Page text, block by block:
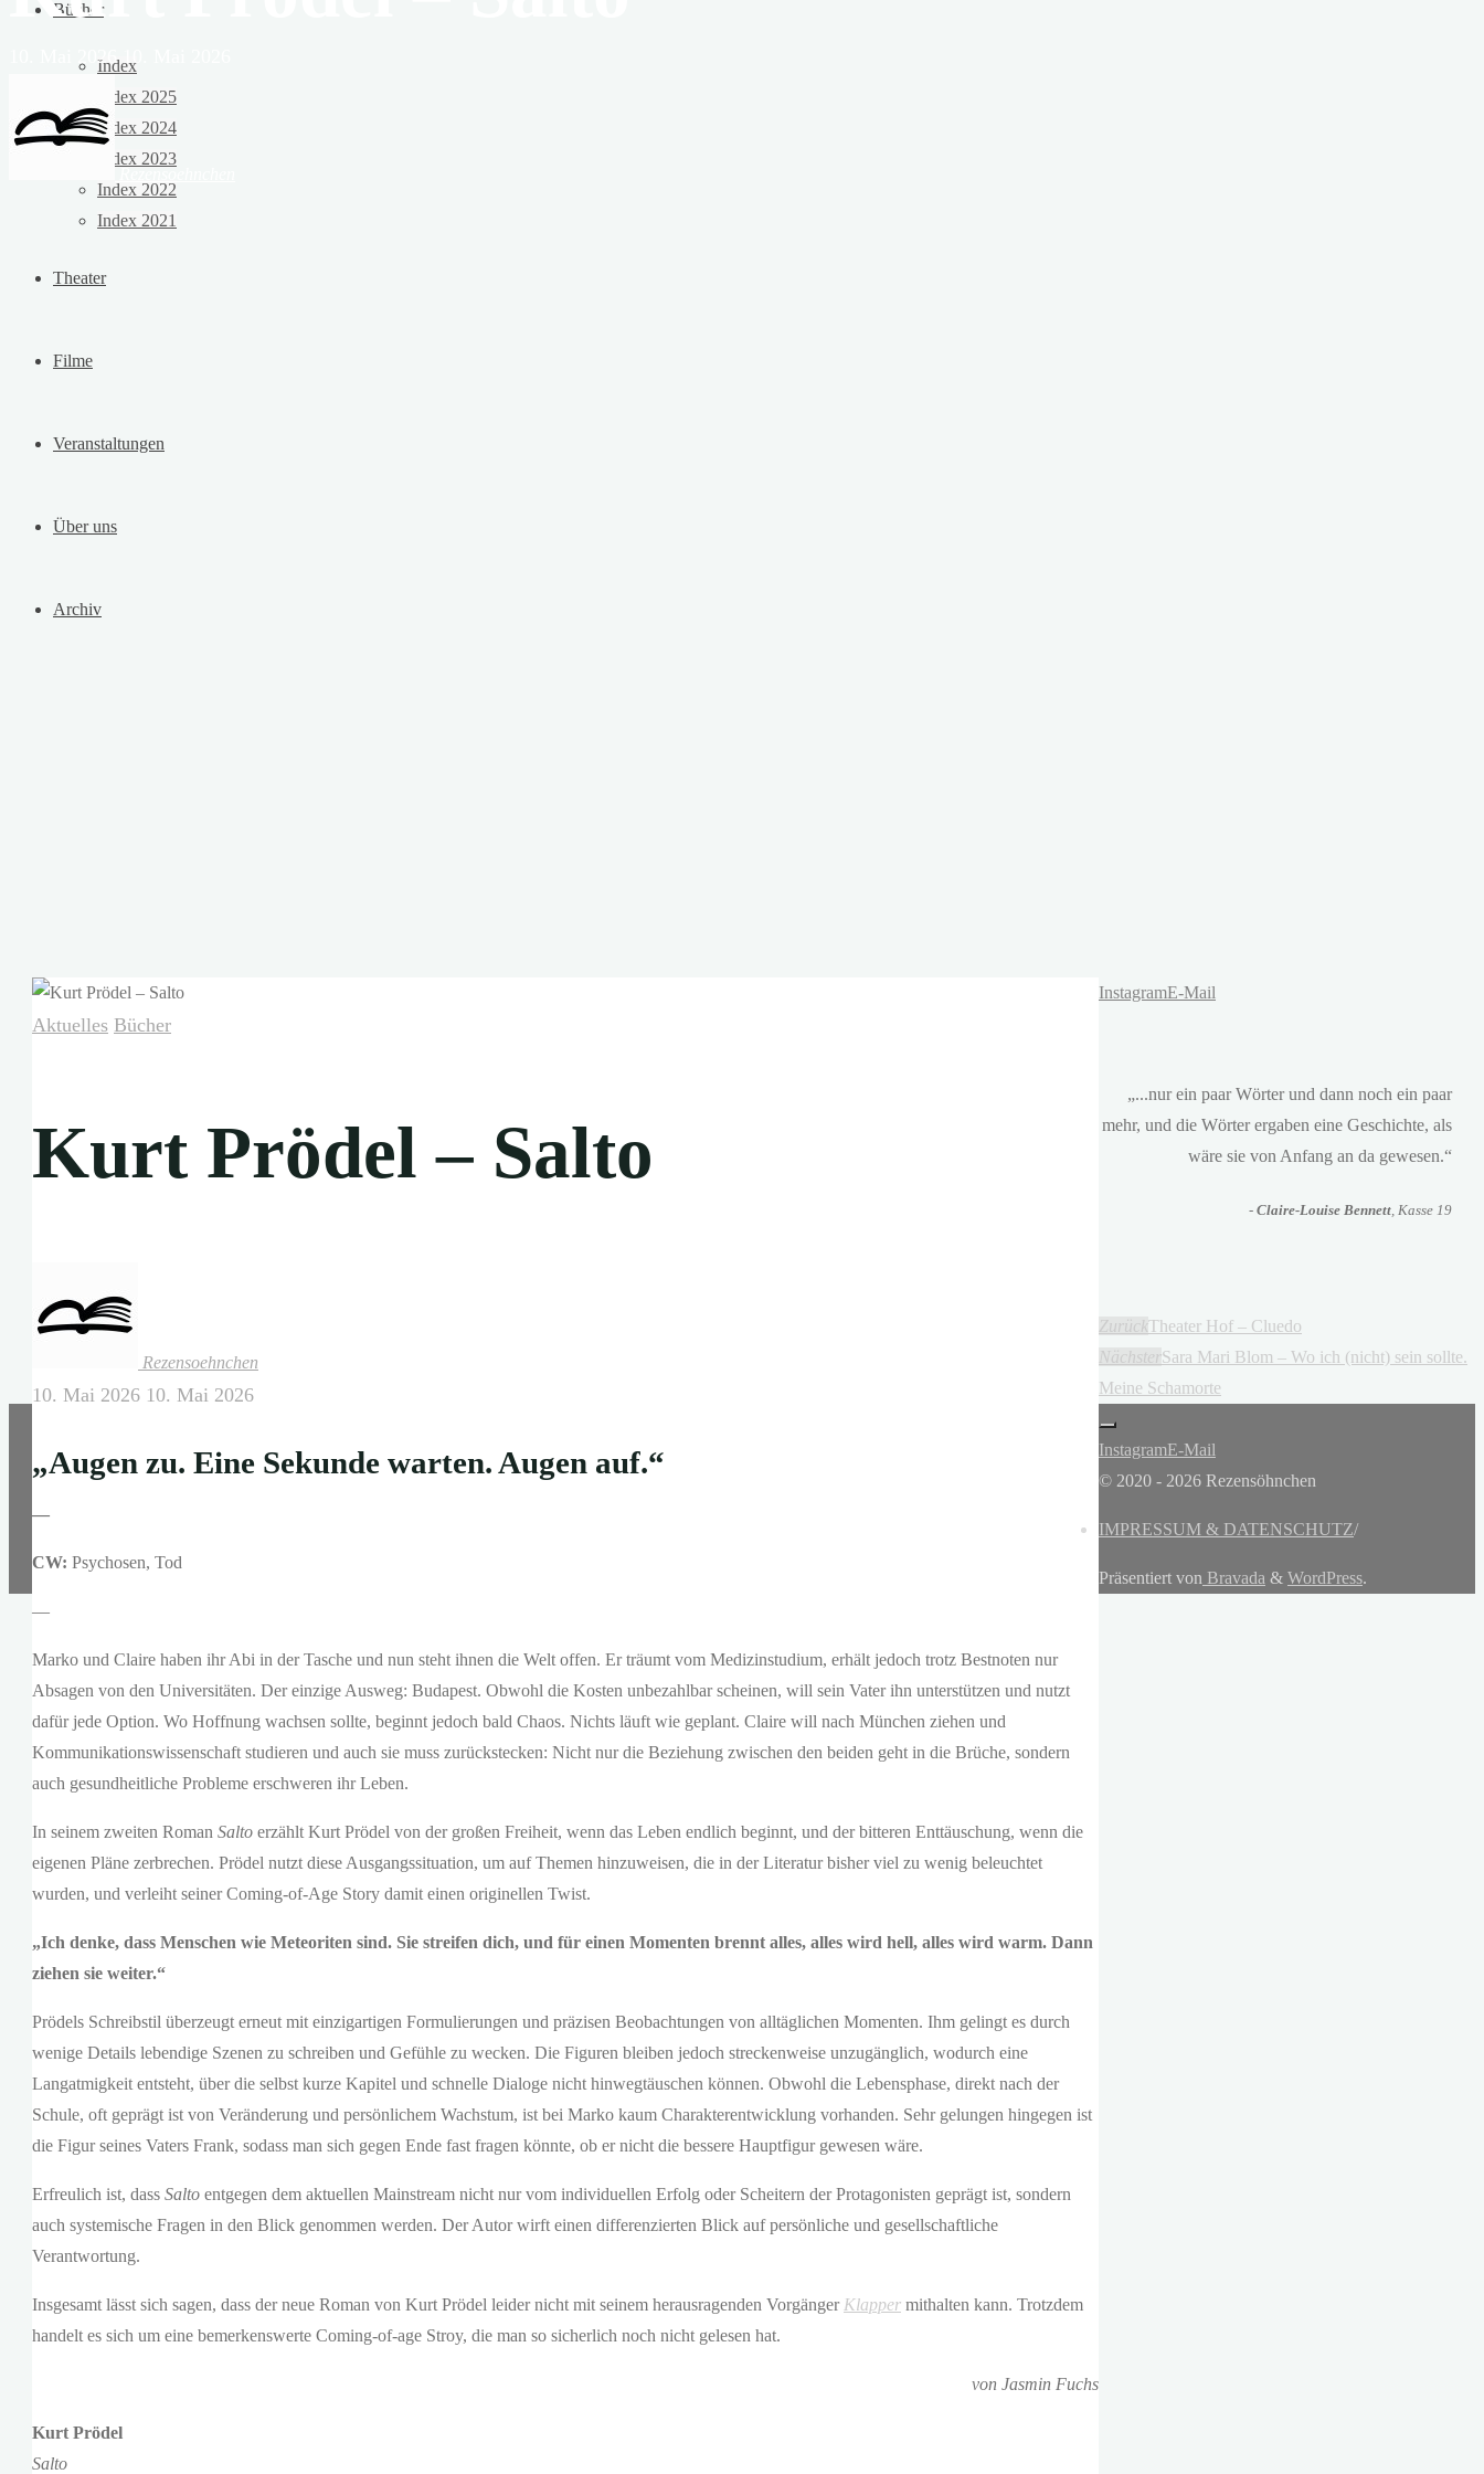
Bücher
Index
Index 2025
Index 2024
Index 2023
Index 2022
Index 2021
Theater
Filme
Veranstaltungen
Über uns
Archiv
10. Mai 2026
Aktuelles Bücher
Kurt Prödel – Salto
Rezensoehnchen
10. Mai 2026 10. Mai 2026
„Augen zu. Eine Sekunde warten. Augen auf.“
—
CW: Psychosen, Tod
—
Marko und Claire haben ihr Abi in der Tasche und nun steht ihnen die Welt offen. Er träumt vom Medizinstudium, erhält jedoch trotz Bestnoten nur
Absagen von den Universitäten. Der einzige Ausweg: Budapest. Obwohl die Kosten unbezahlbar scheinen, will sein Vater ihn unterstützen und nutzt
dafür jede Option. Wo Hoffnung wachsen sollte, beginnt jedoch bald Chaos. Nichts läuft wie geplant. Claire will nach München ziehen und
Kommunikationswissenschaft studieren und auch sie muss zurückstecken: Nicht nur die Beziehung zwischen den beiden geht in die Brüche, sondern
auch gesundheitliche Probleme erschweren ihr Leben.
In seinem zweiten Roman Salto erzählt Kurt Prödel von der großen Freiheit, wenn das Leben endlich beginnt, und der bitteren Enttäuschung, wenn die
eigenen Pläne zerbrechen. Prödel nutzt diese Ausgangssituation, um auf Themen hinzuweisen, die in der Literatur bisher viel zu wenig beleuchtet
wurden, und verleiht seiner Coming-of-Age Story damit einen originellen Twist.
„Ich denke, dass Menschen wie Meteoriten sind. Sie streifen dich, und für einen Momenten brennt alles, alles wird hell, alles wird warm. Dann
ziehen sie weiter.“
Prödels Schreibstil überzeugt erneut mit einzigartigen Formulierungen und präzisen Beobachtungen von alltäglichen Momenten. Ihm gelingt es durch
wenige Details lebendige Szenen zu schreiben und Gefühle zu wecken. Die Figuren bleiben jedoch streckenweise unzugänglich, wodurch eine
Langatmigkeit entsteht, über die selbst kurze Kapitel und schnelle Dialoge nicht hinwegtäuschen können. Obwohl die Lebensphase, direkt nach der
Schule, oft geprägt ist von Veränderung und persönlichem Wachstum, ist bei Marko kaum Charakterentwicklung vorhanden. Sehr gelungen hingegen ist
die Figur seines Vaters Frank, sodass man sich gegen Ende fast fragen könnte, ob er nicht die bessere Hauptfigur gewesen wäre.
Erfreulich ist, dass Salto entgegen dem aktuellen Mainstream nicht nur vom individuellen Erfolg oder Scheitern der Protagonisten geprägt ist, sondern
auch systemische Fragen in den Blick genommen werden. Der Autor wirft einen differenzierten Blick auf persönliche und gesellschaftliche
Verantwortung.
Insgesamt lässt sich sagen, dass der neue Roman von Kurt Prödel leider nicht mit seinem herausragenden Vorgänger Klapper mithalten kann. Trotzdem
handelt es sich um eine bemerkenswerte Coming-of-age Stroy, die man so sicherlich noch nicht gelesen hat.
von Jasmin Fuchs
Kurt Prödel
Salto
InstagramE-Mail
„...nur ein paar Wörter und dann noch ein paar
mehr, und die Wörter ergaben eine Geschichte, als
wäre sie von Anfang an da gewesen.“
- Claire-Louise Bennett, Kasse 19
ZurückTheater Hof – Cluedo
NächsterSara Mari Blom – Wo ich (nicht) sein sollte.
Meine Schamorte
InstagramE-Mail
© 2020 - 2026 Rezensöhnchen
IMPRESSUM & DATENSCHUTZ/
Präsentiert von Bravada & WordPress.